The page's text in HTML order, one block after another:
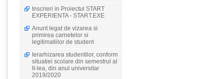
Inscrieri in Proiectul START
EXPERIENTA - START.EXE
Anunt legat de vizarea si
primirea carnetelor si
legitimatiilor de student
Ierarhizarea studentilor, conform
situatiei scolare din semestrul al
II-lea, din anul universitar
2019/2020